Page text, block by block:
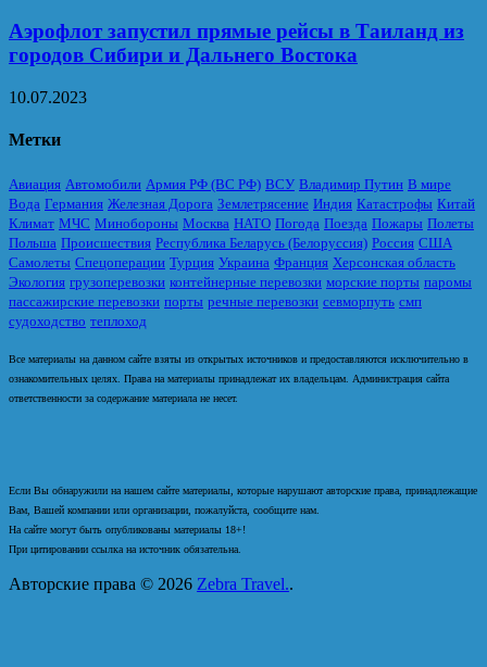
Аэрофлот запустил прямые рейсы в Таиланд из
городов Сибири и Дальнего Востока
10.07.2023
Метки
Авиация Автомобили Армия РФ (ВС РФ) ВСУ Владимир Путин В мире
Вода Германия Железная Дорога Землетрясение Индия Катастрофы Китай
Климат МЧС Минобороны Москва НАТО Погода Поезда Пожары Полеты
Польша Происшествия Республика Беларусь (Белоруссия) Россия США
Самолеты Спецоперации Турция Украина Франция Херсонская область
Экология грузоперевозки контейнерные перевозки морские порты паромы
пассажирские перевозки порты речные перевозки севморпуть смп
судоходство теплоход
Все материалы на данном сайте взяты из открытых источников и предоставляются исключительно в
ознакомительных целях. Права на материалы принадлежат их владельцам. Администрация сайта
ответственности за содержание материала не несет.
Если Вы обнаружили на нашем сайте материалы, которые нарушают авторские права, принадлежащие
Вам, Вашей компании или организации, пожалуйста, сообщите нам.
На сайте могут быть опубликованы материалы 18+!
При цитировании ссылка на источник обязательна.
Авторские права © 2026 Zebra Travel..